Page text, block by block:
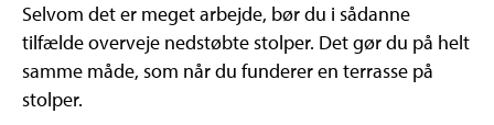
Selvom det er meget arbejde, bør du i sådanne
tilfælde overveje nedstøbte stolper. Det gør du på helt
samme måde, som når du funderer en terrasse på
stolper.